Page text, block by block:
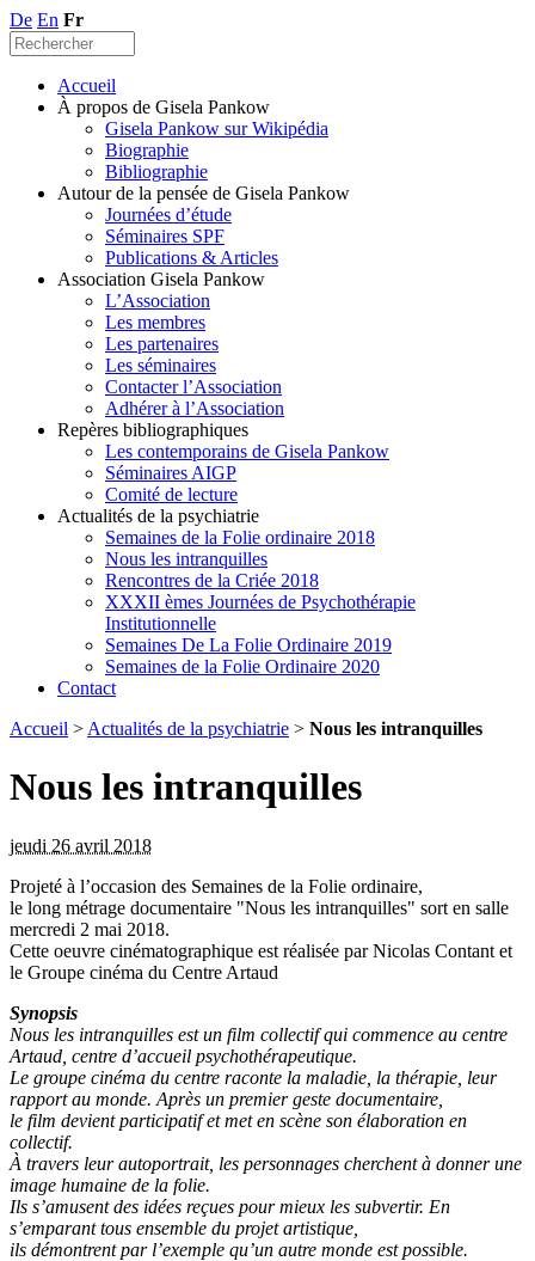
De En Fr
Accueil
À propos de Gisela Pankow
Gisela Pankow sur Wikipédia
Biographie
Bibliographie
Autour de la pensée de Gisela Pankow
Journées d’étude
Séminaires SPF
Publications & Articles
Association Gisela Pankow
L’Association
Les membres
Les partenaires
Les séminaires
Contacter l’Association
Adhérer à l’Association
Repères bibliographiques
Les contemporains de Gisela Pankow
Séminaires AIGP
Comité de lecture
Actualités de la psychiatrie
Semaines de la Folie ordinaire 2018
Nous les intranquilles
Rencontres de la Criée 2018
XXXII èmes Journées de Psychothérapie
Institutionnelle
Semaines De La Folie Ordinaire 2019
Semaines de la Folie Ordinaire 2020
Contact
Accueil > Actualités de la psychiatrie > Nous les intranquilles
Nous les intranquilles
jeudi 26 avril 2018
Projeté à l’occasion des Semaines de la Folie ordinaire,
le long métrage documentaire "Nous les intranquilles" sort en salle
mercredi 2 mai 2018.
Cette oeuvre cinématographique est réalisée par Nicolas Contant et
le Groupe cinéma du Centre Artaud
Synopsis
Nous les intranquilles est un film collectif qui commence au centre
Artaud, centre d’accueil psychothérapeutique.
Le groupe cinéma du centre raconte la maladie, la thérapie, leur
rapport au monde. Après un premier geste documentaire,
le film devient participatif et met en scène son élaboration en
collectif.
À travers leur autoportrait, les personnages cherchent à donner une
image humaine de la folie.
Ils s’amusent des idées reçues pour mieux les subvertir. En
s’emparant tous ensemble du projet artistique,
ils démontrent par l’exemple qu’un autre monde est possible.